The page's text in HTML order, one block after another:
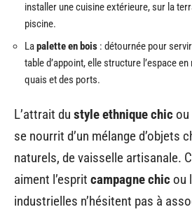
installer une cuisine extérieure, sur la
piscine.
Lapalette en bois : détournée pour
table d’appoint, elle structure l’espace
quais et des ports.
L’attrait du style ethnique chic ou
se nourrit d’un mélange d’objets
naturels, de vaisselle artisanale.
aiment l’esprit campagne chic ou
industrielles n’hésitent pas à